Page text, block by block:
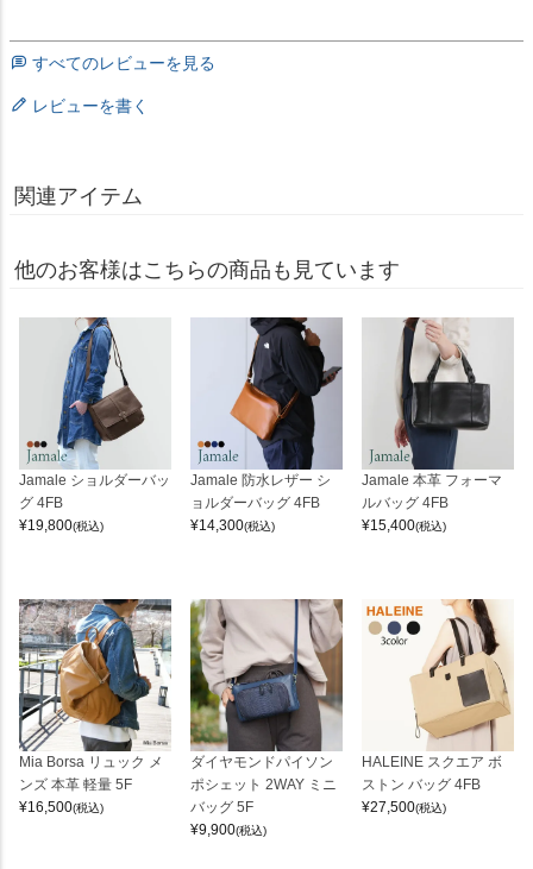
すべてのレビューを見る
レビューを書く
関連アイテム
他のお客様はこちらの商品も見ています
Jamale ショルダーバッ
グ 4FB
¥19,800(税込)
Jamale 防水レザー シ
ョルダーバッグ 4FB
¥14,300(税込)
Jamale 本革 フォーマ
ルバッグ 4FB
¥15,400(税込)
Mia Borsa リュック メ
ンズ 本革 軽量 5F
¥16,500(税込)
ダイヤモンドパイソン
ポシェット 2WAY ミニ
バッグ 5F
¥9,900(税込)
HALEINE スクエア ボ
ストン バッグ 4FB
¥27,500(税込)